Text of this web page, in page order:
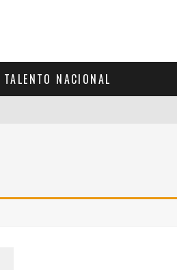
TALENTO NACIONAL